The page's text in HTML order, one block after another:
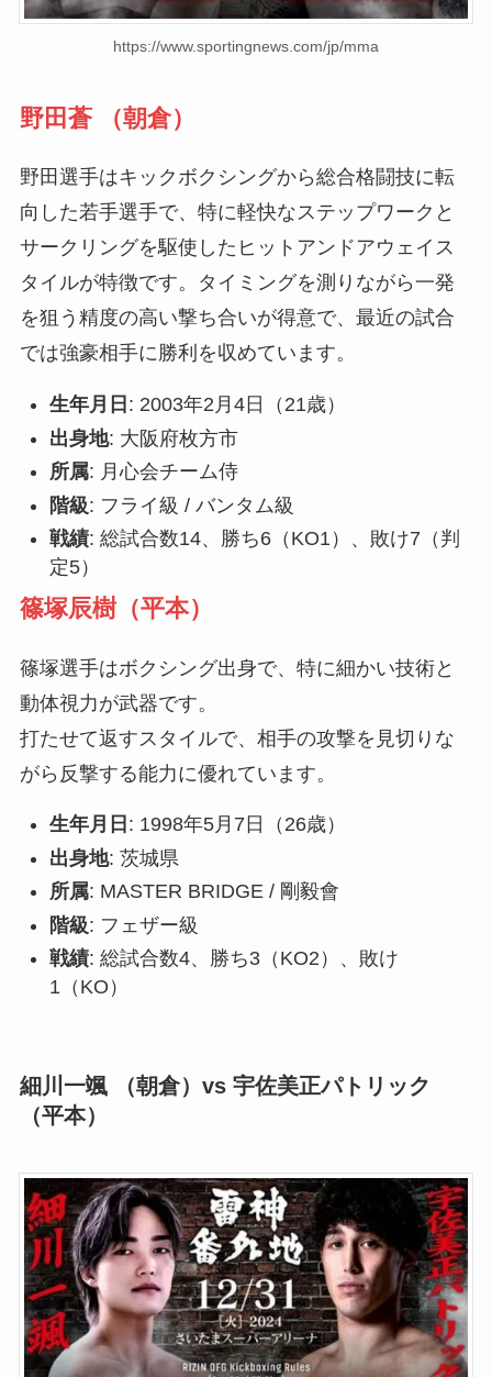
https://www.sportingnews.com/jp/mma
野田蒼 （朝倉）
野田選手はキックボクシングから総合格闘技に転
向した若手選手で、特に軽快なステップワークと
サークリングを駆使したヒットアンドアウェイス
タイルが特徴です。タイミングを測りながら一発
を狙う精度の高い撃ち合いが得意で、最近の試合
では強豪相手に勝利を収めています。
生年月日 : 2003年2月4日（21歳）
出身地: 大阪府枚方市
所属: 月心会チーム侍
階級: フライ級 / バンタム級
戦績: 総試合数14、勝ち6（KO1）、敗け7（判
定5）
篠塚辰樹（平本）
篠塚選手はボクシング出身で、特に細かい技術と
動体視力が武器です。
打たせて返すスタイルで、相手の攻撃を見切りな
がら反撃する能力に優れています。
生年月日 : 1998年5月7日（26歳）
出身地: 茨城県
所属: MASTER BRIDGE / 剛毅會
階級: フェザー級
戦績: 総試合数4、勝ち3（KO2）、敗け
1（KO）
細川一颯 （朝倉）vs 宇佐美正パトリック
（平本）